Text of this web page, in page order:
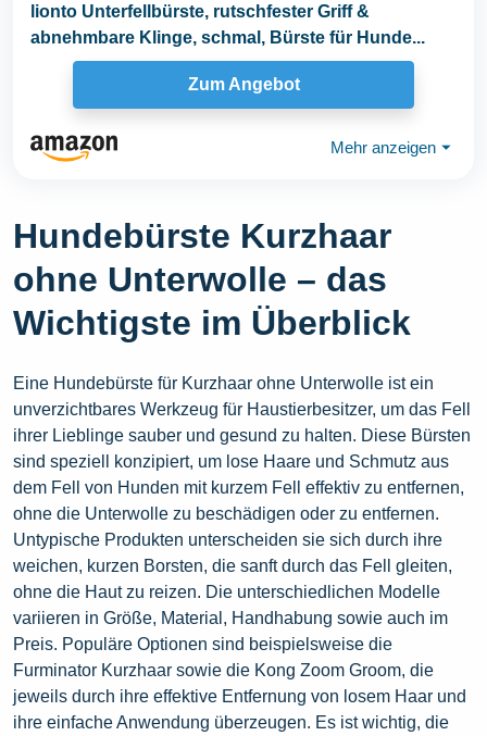
lionto Unterfellbürste, rutschfester Griff &
abnehmbare Klinge, schmal, Bürste für Hunde...
Zum Angebot
Mehr anzeigen ⏷
Hundebürste Kurzhaar
ohne Unterwolle – das
Wichtigste im Überblick
Eine Hundebürste für Kurzhaar ohne Unterwolle ist ein
unverzichtbares Werkzeug für Haustierbesitzer, um das Fell
ihrer Lieblinge sauber und gesund zu halten. Diese Bürsten
sind speziell konzipiert, um lose Haare und Schmutz aus
dem Fell von Hunden mit kurzem Fell effektiv zu entfernen,
ohne die Unterwolle zu beschädigen oder zu entfernen.
Untypische Produkten unterscheiden sie sich durch ihre
weichen, kurzen Borsten, die sanft durch das Fell gleiten,
ohne die Haut zu reizen. Die unterschiedlichen Modelle
variieren in Größe, Material, Handhabung sowie auch im
Preis. Populäre Optionen sind beispielsweise die
Furminator Kurzhaar sowie die Kong Zoom Groom, die
jeweils durch ihre effektive Entfernung von losem Haar und
ihre einfache Anwendung überzeugen. Es ist wichtig, die